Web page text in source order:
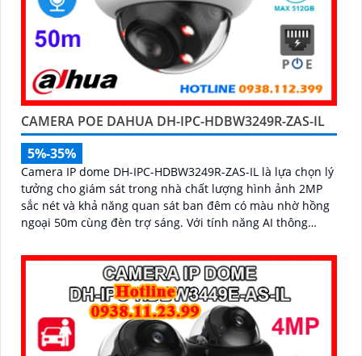
CAMERA POE DAHUA DH-IPC-HDBW3249R-ZAS-IL
5%-35%
Camera IP dome DH-IPC-HDBW3249R-ZAS-IL là lựa chọn lý
tưởng cho giám sát trong nhà chất lượng hình ảnh 2MP
sắc nét và khả năng quan sát ban đêm có màu nhờ hồng
ngoại 50m cùng đèn trợ sáng. Với tính năng AI thông
phương tiện, hỗ trợ ghi âm qua micro tích hợp và lưu trữ
tối đa 512GB qua khe thẻ nhớ, camera hỗ trợ PoE lắp đặt